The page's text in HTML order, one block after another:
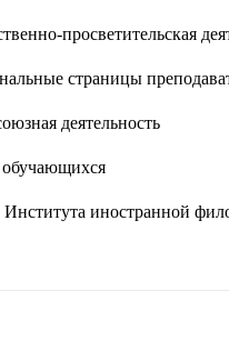
просветительская
страницы
деятельность
Института иностранной